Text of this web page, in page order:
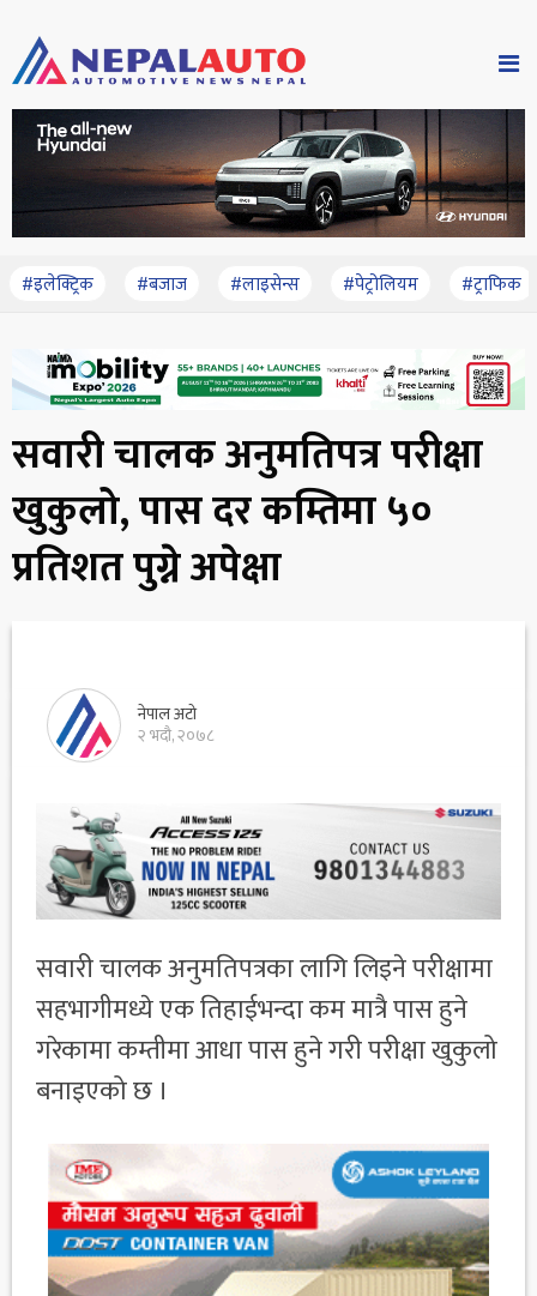
#इलेक्ट्रिक #बजाज #लाइसेन्स #पेट्रोलियम #ट्राफिक
सवारी चालक अनुमतिपत्र परीक्षा
खुकुलो, पास दर कम्तिमा ५०
प्रतिशत पुग्ने अपेक्षा
नेपाल अटो
२ भदौ, २०७८
सवारी चालक अनुमतिपत्रका लागि लिइने परीक्षामा
सहभागीमध्ये एक तिहाईभन्दा कम मात्रै पास हुने
गरेकामा कम्तीमा आधा पास हुने गरी परीक्षा खुकुलो
बनाइएको छ ।